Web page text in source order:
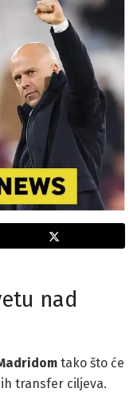
nad
tako što će
transfer ciljeva.